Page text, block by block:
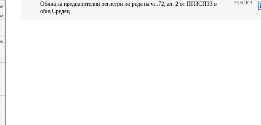
Обява за предварителни регистри по реда на чл.72, ал. 2 от ППЗСПЗЗ в
общ.Средец
79.50 KB